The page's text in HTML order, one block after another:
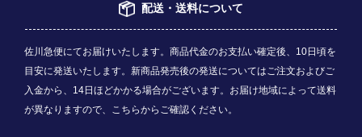
配送・送料について
佐川急便にてお届けいたします。商品代金のお支払い確定後、10日頃を
目安に発送いたします。新商品発売後の発送についてはご注文およびご
入金から、14日ほどかかる場合がございます。お届け地域によって送料
が異なりますので、 こちらからご確認ください。